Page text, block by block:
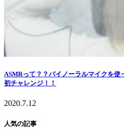
ASMRって？？バイノーラルマイクを使
初チャレンジ！！
2020.7.12
人気の記事